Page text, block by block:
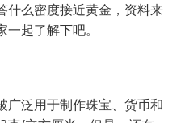
什么密度接近黄金，资料来
起了解下吧。
广泛用于制作珠宝、货币和